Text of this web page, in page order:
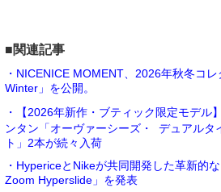
■関連記事
・NICENICE MOMENT、2026年秋冬コ
Winter」を公開。
・【2026年新作・ブティック限定モデル
ンタン「オーヴァーシーズ・ デュアルタ
ト」2本が続々入荷
・HypericeとNikeが共同開発した革新的
Zoom Hyperslide」を発表